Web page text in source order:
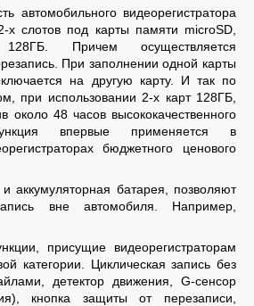
автомобильного видеорегистратора
слотов под карты памяти microSD,
Причем осуществляется
При заполнении одной карты
на другую карту. И так по
при использовании 2-х карт 128ГБ,
около 48 часов высококачественного
впервые применяется в
бюджетного ценового
аккумуляторная батарея, позволяют
вне автомобиля. Например,
присущие видеорегистраторам
категории. Циклическая запись без
детектор движения, G-сенсор
кнопка защиты от перезаписи,